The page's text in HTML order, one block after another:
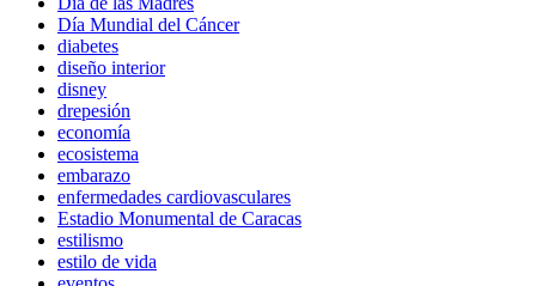
Día Mundial del Cáncer
diabetes
diseño interior
disney
drepesión
economía
ecosistema
embarazo
enfermedades cardiovasculares
Estadio Monumental de Caracas
estilismo
estilo de vida